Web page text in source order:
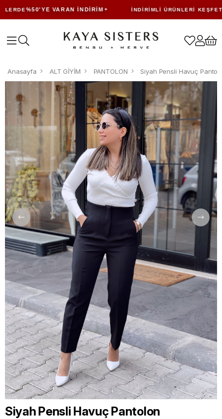
%50'YE VARAN İNDIRIM İNDIRIMLI ÜRÜNLERI KEŞFET
Anasayfa ALT GİYİM PANTOLON Siyah Pensli Havuç
Siyah Pensli Havuç Pantolon